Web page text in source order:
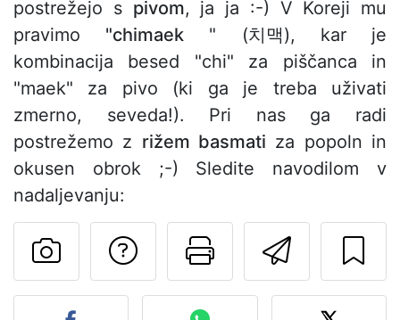
postrežejo s pivom, ja ja :-) V Koreji mu
pravimo "chimaek " (치맥), kar je
kombinacija besed "chi" za piščanca in
"maek" za pivo (ki ga je treba uživati
zmerno, seveda!). Pri nas ga radi
postrežemo z rižem basmati za popoln in
okusen obrok ;-) Sledite navodilom v
nadaljevanju:
Pošlji
Natisni to
Postavite
Objavite svojo fotografijo